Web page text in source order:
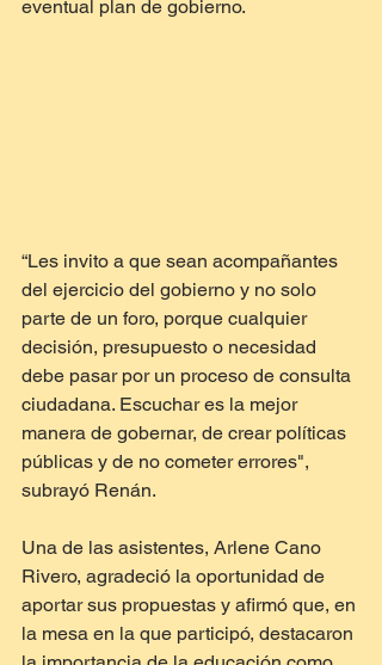
eventual plan de gobierno.
“Les invito a que sean acompañantes
del ejercicio del gobierno y no solo
parte de un foro, porque cualquier
decisión, presupuesto o necesidad
debe pasar por un proceso de consulta
ciudadana. Escuchar es la mejor
manera de gobernar, de crear políticas
públicas y de no cometer errores",
subrayó Renán.
Una de las asistentes, Arlene Cano
Rivero, agradeció la oportunidad de
aportar sus propuestas y afirmó que, en
la mesa en la que participó, destacaron